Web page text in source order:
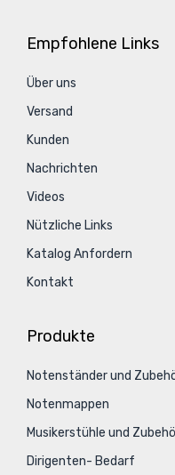
Empfohlene Links
Über uns
Versand
Kunden
Nachrichten
Videos
Nützliche Links
Katalog Anfordern
Kontakt
Produkte
Notenständer und
Notenmappen
Musikerstühle und
Dirigenten- Bedarf